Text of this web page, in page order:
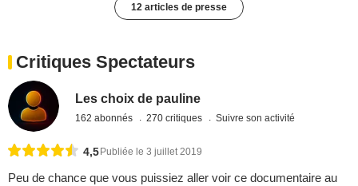
12 articles de presse
Critiques Spectateurs
Les choix de pauline
162 abonnés 270 critiques Suivre son activité
4,5 Publiée le 3 juillet 2019
Peu de chance que vous puissiez aller voir ce documentaire au